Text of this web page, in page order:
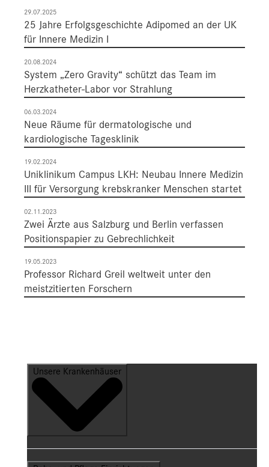
29.07.2025
25 Jahre Erfolgsgeschichte Adipomed an der UK
für Innere Medizin I
20.08.2024
System „Zero Gravity“ schützt das Team im
Herzkatheter-Labor vor Strahlung
06.03.2024
Neue Räume für dermatologische und
kardiologische Tagesklinik
19.02.2024
Uniklinikum Campus LKH: Neubau Innere Medizin
III für Versorgung krebskranker Menschen startet
02.11.2023
Zwei Ärzte aus Salzburg und Berlin verfassen
Positionspapier zu Gebrechlichkeit
19.05.2023
Professor Richard Greil weltweit unter den
meistzitierten Forschern
Unsere Krankenhäuser